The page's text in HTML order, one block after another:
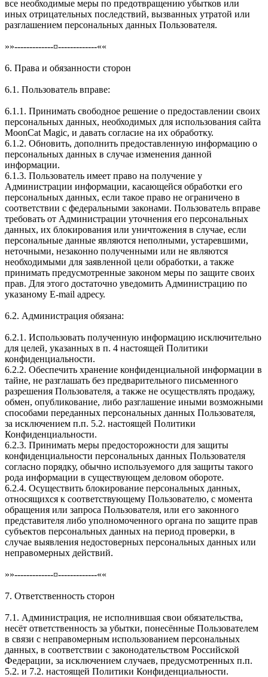
все необходимые меры по предотвращению убытков или
иных отрицательных последствий, вызванных утратой или
разглашением персональных данных Пользователя.
»»-------------¤-------------««
6. Права и обязанности сторон
6.1. Пользователь вправе:
6.1.1. Принимать свободное решение о предоставлении своих
персональных данных, необходимых для использования сайта
MoonCat Magic, и давать согласие на их обработку.
6.1.2. Обновить, дополнить предоставленную информацию о
персональных данных в случае изменения данной
информации.
6.1.3. Пользователь имеет право на получение у
Администрации информации, касающейся обработки его
персональных данных, если такое право не ограничено в
соответствии с федеральными законами. Пользователь вправе
требовать от Администрации уточнения его персональных
данных, их блокирования или уничтожения в случае, если
персональные данные являются неполными, устаревшими,
неточными, незаконно полученными или не являются
необходимыми для заявленной цели обработки, а также
принимать предусмотренные законом меры по защите своих
прав. Для этого достаточно уведомить Администрацию по
указаному E-mail адресу.
6.2. Администрация обязана:
6.2.1. Использовать полученную информацию исключительно
для целей, указанных в п. 4 настоящей Политики
конфиденциальности.
6.2.2. Обеспечить хранение конфиденциальной информации в
тайне, не разглашать без предварительного письменного
разрешения Пользователя, а также не осуществлять продажу,
обмен, опубликование, либо разглашение иными возможными
способами переданных персональных данных Пользователя,
за исключением п.п. 5.2. настоящей Политики
Конфиденциальности.
6.2.3. Принимать меры предосторожности для защиты
конфиденциальности персональных данных Пользователя
согласно порядку, обычно используемого для защиты такого
рода информации в существующем деловом обороте.
6.2.4. Осуществить блокирование персональных данных,
относящихся к соответствующему Пользователю, с момента
обращения или запроса Пользователя, или его законного
представителя либо уполномоченного органа по защите прав
субъектов персональных данных на период проверки, в
случае выявления недостоверных персональных данных или
неправомерных действий.
»»-------------¤-------------««
7. Ответственность сторон
7.1. Администрация, не исполнившая свои обязательства,
несёт ответственность за убытки, понесённые Пользователем
в связи с неправомерным использованием персональных
данных, в соответствии с законодательством Российской
Федерации, за исключением случаев, предусмотренных п.п.
5.2. и 7.2. настоящей Политики Конфиденциальности.